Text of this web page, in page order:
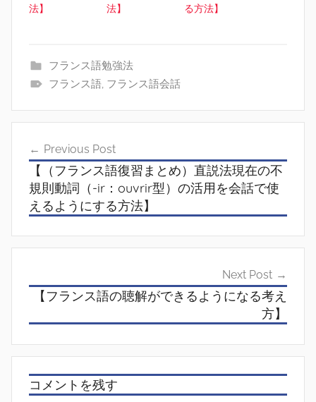
法】
法】
る方法】
フランス語勉強法
フランス語, フランス語会話
ビ
ゲ
シ
Previous Post
【（フランス語復習まとめ）直説法現在の不
規則動詞（-ir：ouvrir型）の活用を会話で使
えるようにする方法】
Next Post
【フランス語の聴解ができるようになる考え
方】
コメントを残す